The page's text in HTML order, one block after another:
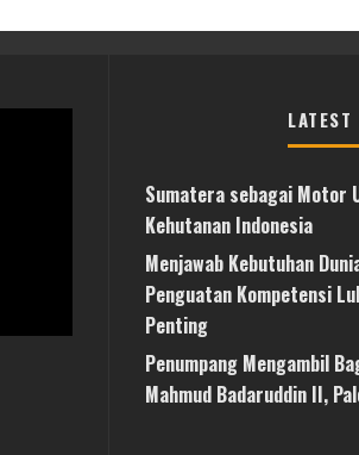
LATEST
Sumatera sebagai Motor
Kehutanan Indonesia
Menjawab Kebutuhan
Penguatan Kompetensi
Penting
Penumpang Mengambil
Mahmud Badaruddin II,